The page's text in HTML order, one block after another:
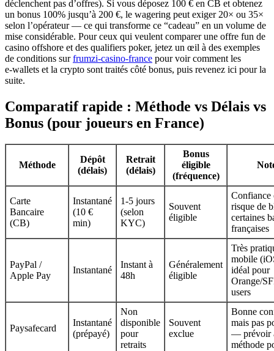
déclenchent pas d’offres). Si vous déposez 100 € en CB et obtenez
un bonus 100% jusqu’à 200 €, le wagering peut exiger 20× ou 35×
selon l’opérateur — ce qui transforme ce “cadeau” en un volume de
mise considérable. Pour ceux qui veulent comparer une offre fun de
casino offshore et des qualifiers poker, jetez un œil à des exemples
de conditions surfrumzi-casino-france pour voir comment les
e‑wallets et la crypto sont traités côté bonus, puis revenez ici pour la
suite.
Comparatif rapide : Méthode vs Délais vs
Bonus (pour joueurs en France)
Méthode
Dépôt
(délais)
Retrait
(délais)
Bonus
éligible
(fréquence)
Carte
Bancaire
(CB)
Instantané
(10 €
min)
1-5 jours
(selon
KYC)
Souvent
éligible
Confiance
risque de
certaines
françaises
PayPal /
Apple Pay
Instantané
Instant à
48h
Généralement
éligible
Très
mobile
idéal pour
Orange/
users
Paysafecard
Instantané
(prépayé)
Non
disponible
pour
retraits
Souvent
exclue
Bonne
mais pas
— prévoir
méthode